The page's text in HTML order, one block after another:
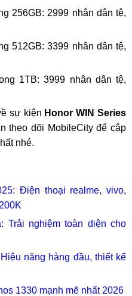
256GB: 2999 nhân dân tệ,
512GB: 3399 nhân dân tệ,
1TB: 3999 nhân dân tệ,
sự kiện Honor WIN Series
theo dõi MobileCity để cập
nhé.
Điện thoại realme, vivo,
Trải nghiệm toàn diện cho
năng hàng đầu, thiết kế
1330 mạnh mẽ nhất 2026